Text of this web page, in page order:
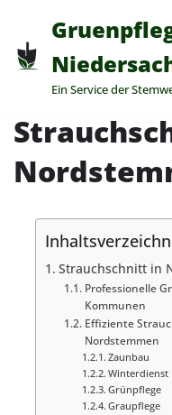
Zum
Inhalt
springenEin Service der
Strauchschnitt in
Professionelle
Kommunen
Effiziente
Nordstemmen
Zaunbau
Winterdienst
Grünpflege
Graupflege